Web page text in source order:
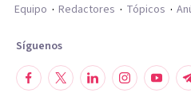
Equipo
Redactores Tópicos
Síguenos